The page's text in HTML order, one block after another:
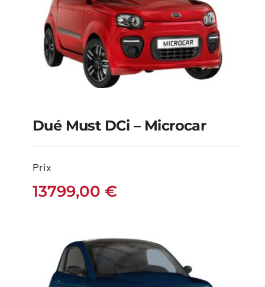
Dué Must DCi –
13799,00
Dué Must DCi – Microcar
Prix
13799,00 €